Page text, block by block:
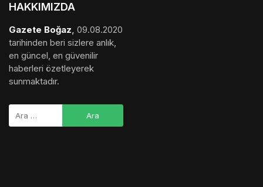
HAKKIMIZDA
Gazete Boğaz, 09.08.2020
tarihinden beri sizlere anlık,
en güncel, en güvenilir
haberleri özetleyerek
sunmaktadır.